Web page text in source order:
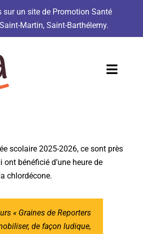
sur un site de Promotion Santé
Martin, Saint-Barthélemy.
scolaire 2025-2026, ce sont près
ont bénéficié d’une heure de
chlordécone.
« Graines de Reporters
de façon ludique,